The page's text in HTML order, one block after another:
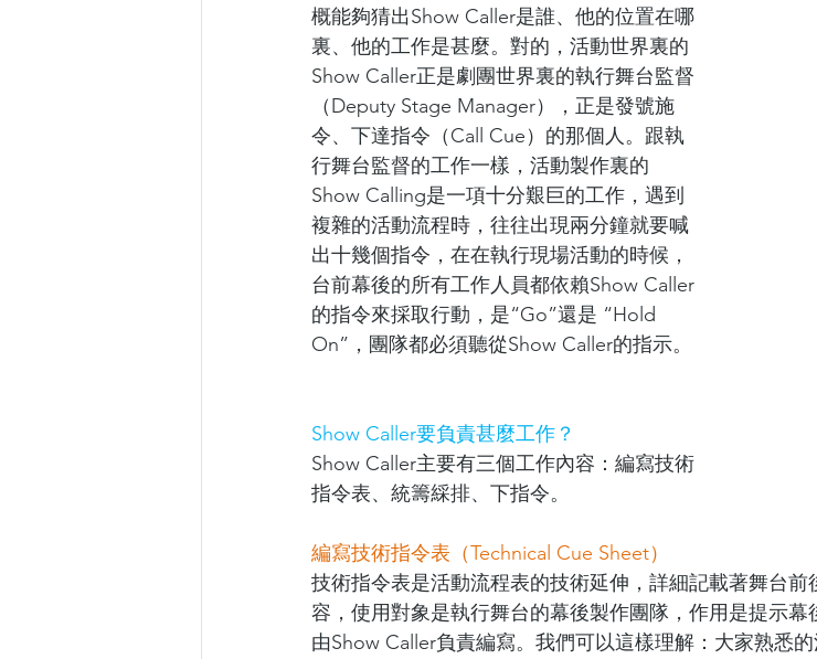
概能夠猜出Show Caller是誰、他的位置在哪
裏、他的工作是甚麼。對的，活動世界裏的
Show Caller正是劇團世界裏的執行舞台監督
（Deputy Stage Manager），正是發號施
令、下達指令（Call Cue）的那個人。跟執
行舞台監督的工作一樣，活動製作裏的
Show Calling是一項十分艱巨的工作，遇到
複雜的活動流程時，往往出現兩分鐘就要喊
出十幾個指令，在在執行現場活動的時候，
台前幕後的所有工作人員都依賴Show Caller
的指令來採取行動，是“Go”還是 “Hold
On”，團隊都必須聽從Show Caller的指示。
Show Caller要負責甚麼工作？
Show Caller主要有三個工作內容：編寫技術
指令表、統籌綵排、下指令。
編寫技術指令表（Technical Cue Sheet）
技術指令表是活動流程表的技術延伸，詳細記載著舞台
容，使用對象是執行舞台的幕後製作團隊，作用是提示幕
由Show Caller負責編寫。我們可以這樣理解：大家熟悉